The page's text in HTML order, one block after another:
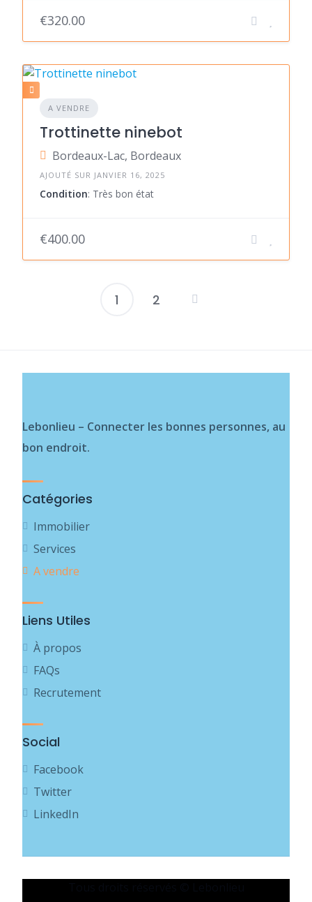
€320.00
A VENDRE
Trottinette ninebot
Bordeaux-Lac, Bordeaux
AJOUTÉ SUR JANVIER 16, 2025
Condition: Très bon état
€400.00
Pagination
1 2
Lebonlieu – Connecter les bonnes personnes, au
bon endroit.
Catégories
Immobilier
Services
A vendre
Liens Utiles
À propos
FAQs
Recrutement
Social
Facebook
Twitter
LinkedIn